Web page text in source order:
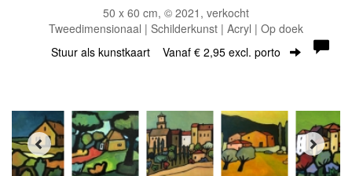
50 x 60 cm, © 2021, verkocht
Tweedimensionaal | Schilderkunst | Acryl | Op doek
Stuur als kunstkaart Vanaf € 2,95 excl. porto